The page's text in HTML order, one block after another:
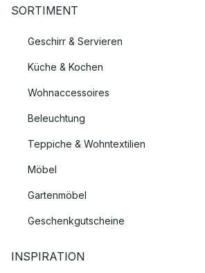
SORTIMENT
Geschirr & Servieren
Küche & Kochen
Wohnaccessoires
Beleuchtung
Teppiche & Wohntextilien
Möbel
Gartenmöbel
Geschenkgutscheine
INSPIRATION